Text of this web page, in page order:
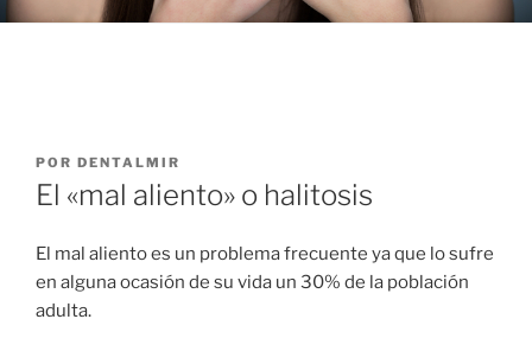
PUBLICADO
EL
POR DENTALMIR
El «mal aliento» o halitosis
El mal aliento es un problema frecuente ya que lo sufre
en alguna ocasión de su vida un 30% de la población
adulta.